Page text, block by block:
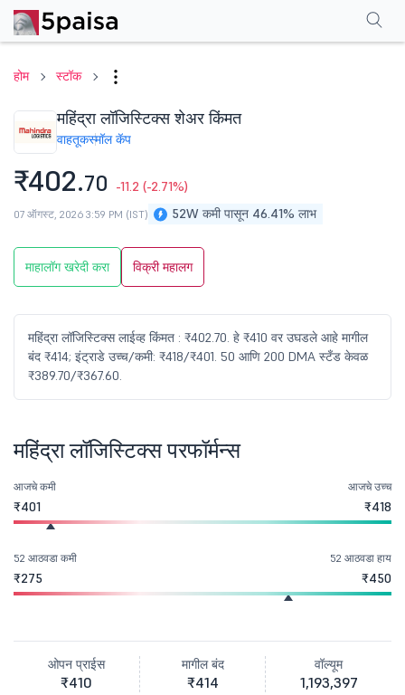
होम स्टॉक
महिंद्रा लॉजिस्टिक्स शेअर किंमत
वाहतूकस्मॉल कॅप
₹402.70 -11.2 (-2.71%)
52W कमी पासून 46.41% लाभ
07 ऑगस्ट, 2026 3:59 PM (IST)
माहालॉग खरेदी करा विक्री महालग
महिंद्रा लॉजिस्टिक्स लाईव्ह किंमत : ₹402.70. हे ₹410 वर उघडले आहे मागील
बंद ₹414; इंट्राडे उच्च/कमी: ₹418/₹401. 50 आणि 200 DMA स्टँड केवळ
₹389.70/₹367.60.
परफॉर्मन्सफायनान्शियल्स एफएक्यू
महिंद्रा लॉजिस्टिक्स परफॉर्मन्स
आजचे कमी
₹401
आजचे उच्च
₹418
52 आठवडा कमी
₹275
52 आठवडा हाय
₹450
ओपन प्राईस
₹410
मागील बंद
₹414
वॉल्यूम
1,193,397